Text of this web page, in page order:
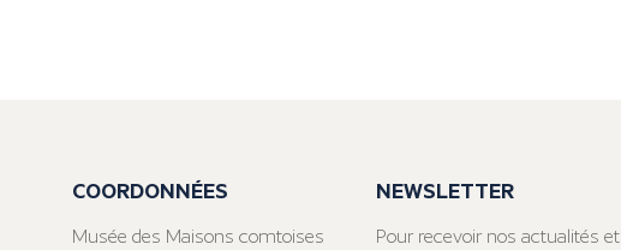
COORDONNÉES
Musée des Maisons comtoises
NEWSLETTER
Pour recevoir nos actualités et